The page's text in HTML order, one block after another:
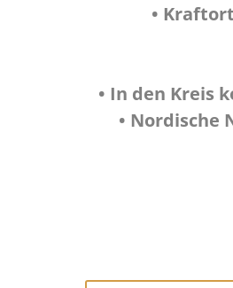
•
• In den Kreis
• Nordische